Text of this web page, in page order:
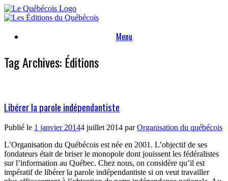
Skip
to
Menu
Tag Archives: Éditions
Libérer la parole indépendantiste
Publié le 1 janvier 20144 juillet 2014 parOrganisation du québécois
L’Organisation du Québécois est née en 2001. L’objectif de ses
fondateurs était de briser le monopole dont jouissent les fédéralistes
sur l’information au Québec. Chez nous, on considère qu’il est
impératif de libérer la parole indépendantiste si on veut travailler